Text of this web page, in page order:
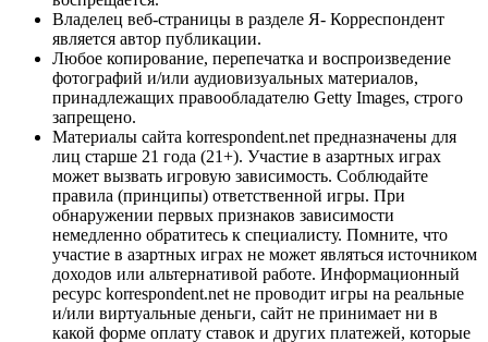
Владелец веб-страницы в разделе Я- Корреспондент
является автор публикации.
Любое копирование, перепечатка и воспроизведение
фотографий и/или аудиовизуальных материалов,
принадлежащих правообладателю Getty Images, строго
запрещено.
Материалы сайта korrespondent.net предназначены для
лиц старше 21 года (21+). Участие в азартных играх
может вызвать игровую зависимость. Соблюдайте
правила (принципы) ответственной игры. При
обнаружении первых признаков зависимости
немедленно обратитесь к специалисту. Помните, что
участие в азартных играх не может являться источником
доходов или альтернативой работе. Информационный
ресурс korrespondent.net не проводит игры на реальные
и/или виртуальные деньги, сайт не принимает ни в
какой форме оплату ставок и других платежей, которые